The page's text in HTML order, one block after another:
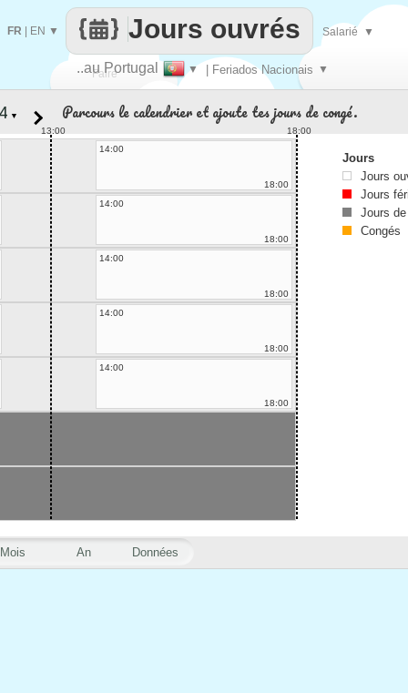
Faire
..au Portugal ▼ | Feriados Nacionais ▼
Jours ouvrés
FR EN ▼ Salarié ▼
Mois An Données
▼ Parcours le calendrier et ajoute tes jours de congé.
13:00
18:00
14:00
18:00
14:00
18:00
14:00
18:00
14:00
18:00
14:00
18:00
Jours
Jours
Jours
Jours
Congés